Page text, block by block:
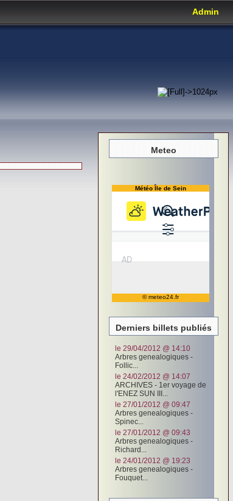
Admin
Meteo
Météo Île de Sein
© meteo24.fr
Derniers billets publiés
le 29/04/2012 @ 14:10
Arbres genealogiques -
Follic...
le 24/02/2012 @ 14:07
ARCHIVES - 1er voyage de
l'ENEZ SUN III...
le 27/01/2012 @ 09:47
Arbres genealogiques -
Spinec...
le 27/01/2012 @ 09:43
Arbres genealogiques -
Richard...
le 24/01/2012 @ 19:23
Arbres genealogiques -
Fouquet...